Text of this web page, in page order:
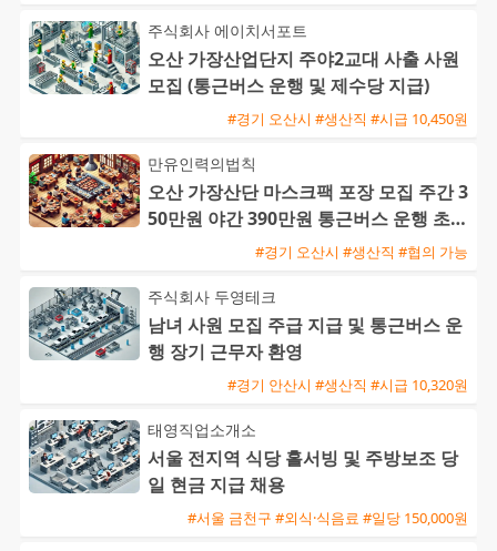
주식회사 에이치서포트
오산 가장산업단지 주야2교대 사출 사원
모집 (통근버스 운행 및 제수당 지급)
#경기 오산시 #생산직 #시급 10,450원
만유인력의법칙
오산 가장산단 마스크팩 포장 모집 주간 3
50만원 야간 390만원 통근버스 운행 초보
#경기 오산시 #생산직 #협의 가능
주식회사 두영테크
남녀 사원 모집 주급 지급 및 통근버스 운
행 장기 근무자 환영
#경기 안산시 #생산직 #시급 10,320원
태영직업소개소
서울 전지역 식당 홀서빙 및 주방보조 당
일 현금 지급 채용
#서울 금천구 #외식·식음료 #일당 150,000원